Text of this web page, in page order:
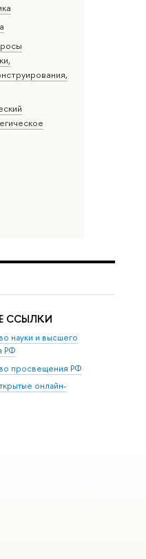
ССЫЛКИ
науки и высшего
РФ
просвещения РФ
онлайн-